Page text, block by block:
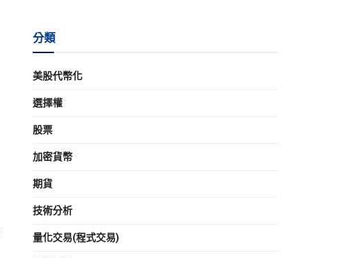
分類
美股代幣化
選擇權
股票
加密貨幣
期貨
技術分析
量化交易(程式交易)